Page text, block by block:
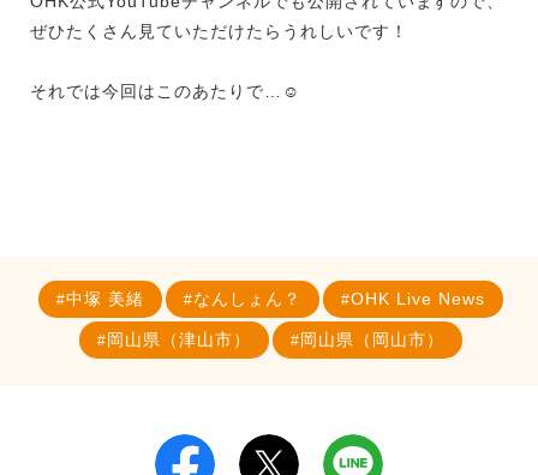
ぜひたくさん見ていただけたらうれしいです！
それでは今回はこのあたりで…☺
中塚 美緒 なんしょん？ OHK Live News
岡山県（津山市） 岡山県（岡山市）